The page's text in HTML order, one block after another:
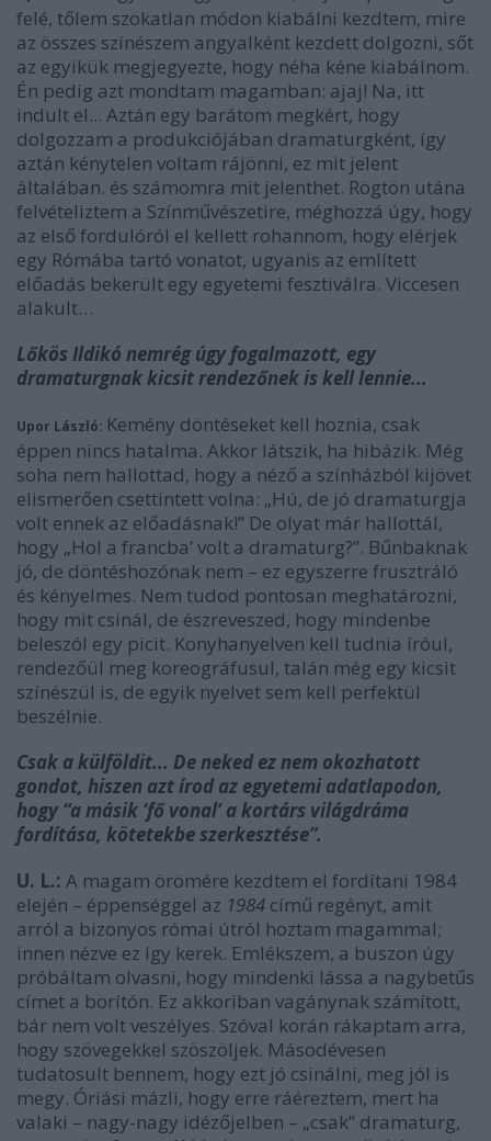
felé, tőlem szokatlan módon kiabálni kezdtem, mire
az összes színészem angyalként kezdett dolgozni, sőt
az egyikük megjegyezte, hogy néha kéne kiabálnom.
Én pedig azt mondtam magamban: ajaj! Na, itt
indult el... Aztán egy barátom megkért, hogy
dolgozzam a produkciójában dramaturgként, így
aztán kénytelen voltam rájönni, ez mit jelent
általában. és számomra mit jelenthet. Rögtön utána
felvételiztem a Színművészetire, méghozzá úgy, hogy
az első fordulóról el kellett rohannom, hogy elérjek
egy Rómába tartó vonatot, ugyanis az említett
előadás bekerült egy egyetemi fesztiválra. Viccesen
alakult…
Lőkös Ildikó nemrég úgy fogalmazott, egy
dramaturgnak kicsit rendezőnek is kell lennie...
Upor László: Kemény döntéseket kell hoznia, csak
éppen nincs hatalma. Akkor látszik, ha hibázik. Még
soha nem hallottad, hogy a néző a színházból kijövet
elismerően csettintett volna: „Hú, de jó dramaturgja
volt ennek az előadásnak!” De olyat már hallottál,
hogy „Hol a francba’ volt a dramaturg?”. Bűnbaknak
jó, de döntéshozónak nem – ez egyszerre frusztráló
és kényelmes. Nem tudod pontosan meghatározni,
hogy mit csinál, de észreveszed, hogy mindenbe
beleszól egy picit. Konyhanyelven kell tudnia íróul,
rendezőül meg koreográfusul, talán még egy kicsit
színészül is, de egyik nyelvet sem kell perfektül
beszélnie.
Csak a külföldit... De neked ez nem okozhatott
gondot, hiszen azt írod az egyetemi adatlapodon,
hogy “a másik ‘fő vonal’ a kortárs világdráma
fordítása, kötetekbe szerkesztése”.
U. L.: A magam örömére kezdtem el fordítani 1984
elején – éppenséggel az 1984 című regényt, amit
arról a bizonyos római útról hoztam magammal;
innen nézve ez így kerek. Emlékszem, a buszon úgy
próbáltam olvasni, hogy mindenki lássa a nagybetűs
címet a borítón. Ez akkoriban vagánynak számított,
bár nem volt veszélyes. Szóval korán rákaptam arra,
hogy szövegekkel szöszöljek. Másodévesen
tudatosult bennem, hogy ezt jó csinálni, meg jól is
megy. Óriási mázli, hogy erre ráéreztem, mert ha
valaki – nagy-nagy idézőjelben – „csak” dramaturg,